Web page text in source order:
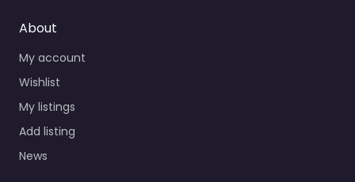
About
My account
Wishlist
My listings
Add listing
News